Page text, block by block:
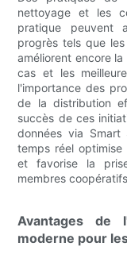
nettoyage et les
pratique peuvent
progrès tels que
améliorent encore
cas et les
l'importance des
de la distribution
succès de ces
données via
temps réel optimise
et favorise la
membres
Avantages de
moderne pour